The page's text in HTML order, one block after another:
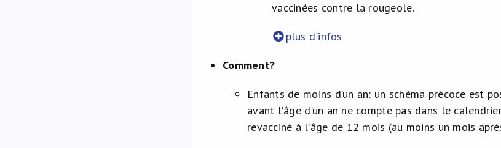
vaccinées contre la rougeole.
plus d'infos
​Comment?
Enfants de moins d’un an: un schéma précoce est
avant l’âge d’un an ne compte pas dans le
revacciné à l’âge de 12 mois (au moins un mois